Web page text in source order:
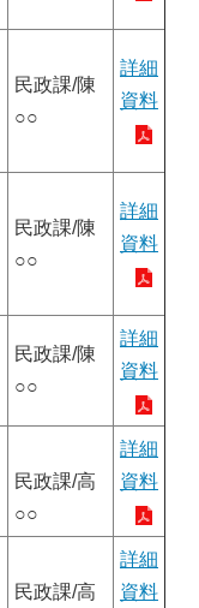
民政課/陳
○○
詳細
資料
民政課/陳
○○
詳細
資料
民政課/陳
○○
詳細
資料
民政課/高
○○
詳細
資料
民政課/高
詳細
資料